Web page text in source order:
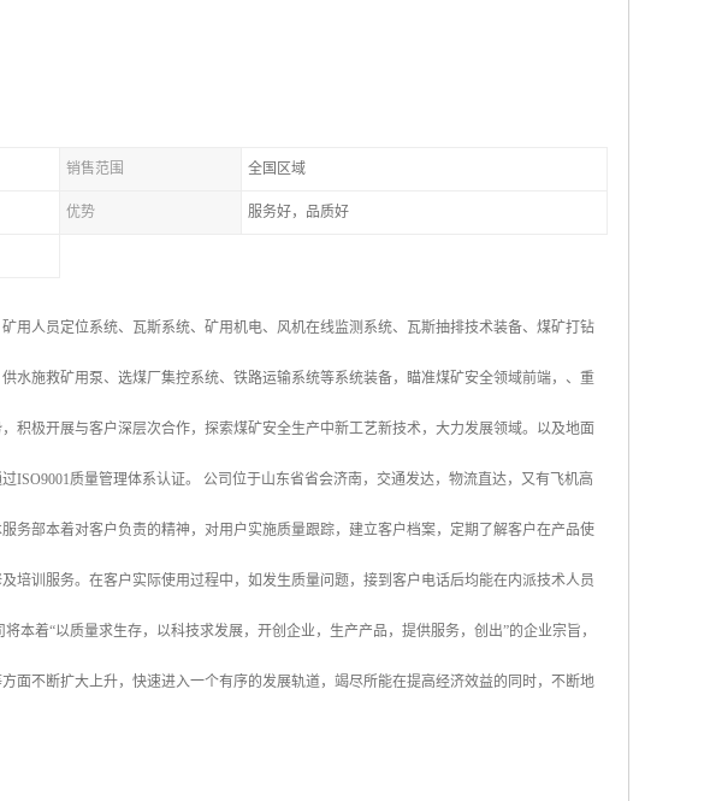
销售范围 全国区域
优势 服务好，品质好
用人员定位系统、瓦斯系统、矿用机电、风机在线监测系统、瓦斯抽排技术装备、煤矿打钻
水施救矿用泵、选煤厂集控系统、铁路运输系统等系统装备，瞄准煤矿安全领域前端，、重
积极开展与客户深层次合作，探索煤矿安全生产中新工艺新技术，大力发展领域。以及地面
ISO9001质量管理体系认证。 公司位于山东省省会济南，交通发达，物流直达，又有飞机高
务部本着对客户负责的精神，对用户实施质量跟踪，建立客户档案，定期了解客户在产品使
培训服务。在客户实际使用过程中，如发生质量问题，接到客户电话后均能在内派技术人员
本着“以质量求生存，以科技求发展，开创企业，生产产品，提供服务，创出”的企业宗旨，
面不断扩大上升，快速进入一个有序的发展轨道，竭尽所能在提高经济效益的同时，不断地